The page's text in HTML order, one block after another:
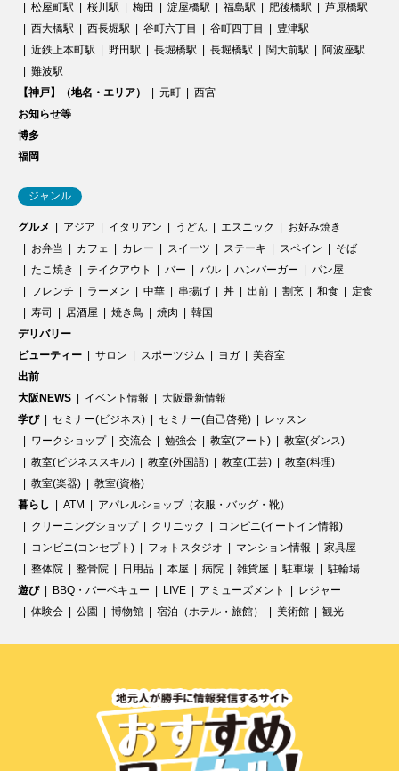
松屋町駅
桜川駅 梅田 淀屋橋駅 福島駅 肥後橋駅
芦原橋駅
西大橋駅
西長堀駅 谷町六丁目 谷町四丁目
豊津駅
近鉄上本町駅
野田駅 長堀橋駅 長堀橋駅 関大前駅
阿波座駅
難波駅
【神戸】（地名・エリア）
元町
西宮
お知らせ等
博多
福岡
ジャンル
グルメ アジア イタリアン うどん エスニック
お好み焼き
お弁当
カフェ カレー スイーツ ステーキ スペイン
そば
たこ焼き
テイクアウト バー バル ハンバーガー
パン屋
フレンチ
ラーメン 中華 串揚げ 丼 出前 割烹 和食
定食
寿司
居酒屋 焼き鳥 焼肉
韓国
デリバリー
ビューティー
サロン スポーツジム ヨガ
美容室
出前
大阪NEWS
イベント情報
大阪最新情報
学び
セミナー(ビジネス) セミナー(自己啓発)
レッスン
ワークショップ
交流会 勉強会 教室(アート)
教室(ダンス)
教室(ビジネススキル)
教室(外国語) 教室(工芸)
教室(料理)
教室(楽器)
教室(資格)
暮らし
ATM
アパレルショップ（衣服・バッグ・靴）
クリーニングショップ
クリニック
コンビニ(イートイン情報)
コンビニ(コンセプト)
フォトスタジオ マンション情報
家具屋
整体院
整骨院 日用品 本屋 病院 雑貨屋 駐車場
駐輪場
遊び
BBQ・バーベキュー LIVE アミューズメント
レジャー
体験会
公園 博物館 宿泊（ホテル・旅館） 美術館 観光